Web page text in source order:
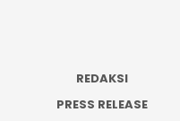
REDAKSI
PRESS RELEASE